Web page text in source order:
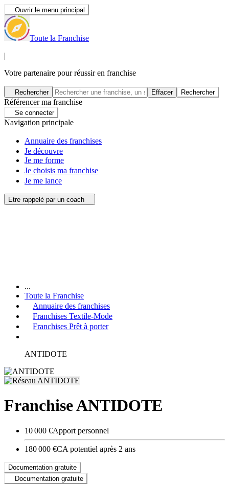
Ouvrir le menu principal
Toute la Franchise
|
Votre partenaire pour réussir en franchise
Rechercher Effacer Rechercher
Référencer ma franchise
Se connecter
Navigation principale
Annuaire des franchises
Je découvre
Je me forme
Je choisis ma franchise
Je me lance
Etre rappelé par un coach
...
Toute la Franchise
Annuaire des franchises
Franchises Textile-Mode
Franchises Prêt à porter
ANTIDOTE
Franchise ANTIDOTE
10 000 €Apport personnel
180 000 €CA potentiel après 2 ans
Documentation gratuite
Documentation gratuite